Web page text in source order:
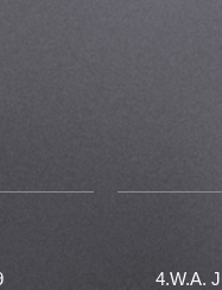
4.W.A.